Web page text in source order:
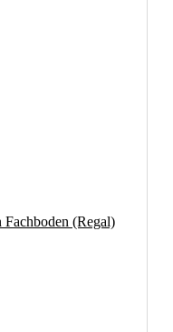
Fachboden (Regal)